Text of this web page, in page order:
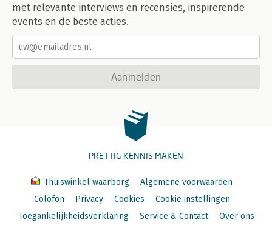
met relevante interviews en recensies, inspirerende
events en de beste acties.
Aanmelden
PRETTIG KENNIS MAKEN
Thuiswinkel waarborg
Algemene voorwaarden
Colofon
Privacy Cookies
Cookie instellingen
Toegankelijkheidsverklaring
Service & Contact Over ons